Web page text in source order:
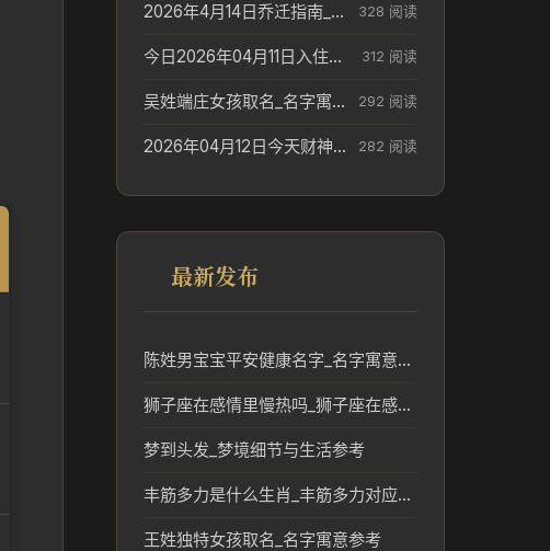
2026年4月14日乔迁指南_搬家择日参考 328 阅读
今日2026年04月11日入住新居老黄历不适宜吗_搬家择日参考 312 阅读
吴姓端庄女孩取名_名字寓意参考 292 阅读
2026年04月12日今天财神在哪个吉位_财神方位参考 282 阅读
最新发布
陈姓男宝宝平安健康名字_名字寓意参考
狮子座在感情里慢热吗_狮子座在感情里慢热吗
梦到头发_梦境细节与生活参考
丰筋多力是什么生肖_丰筋多力对应的生肖文化解读
王姓独特女孩取名_名字寓意参考